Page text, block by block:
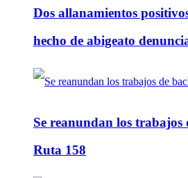
Dos allanamientos
hecho de abigeato
Se reanundan los trabajos
Ruta 158